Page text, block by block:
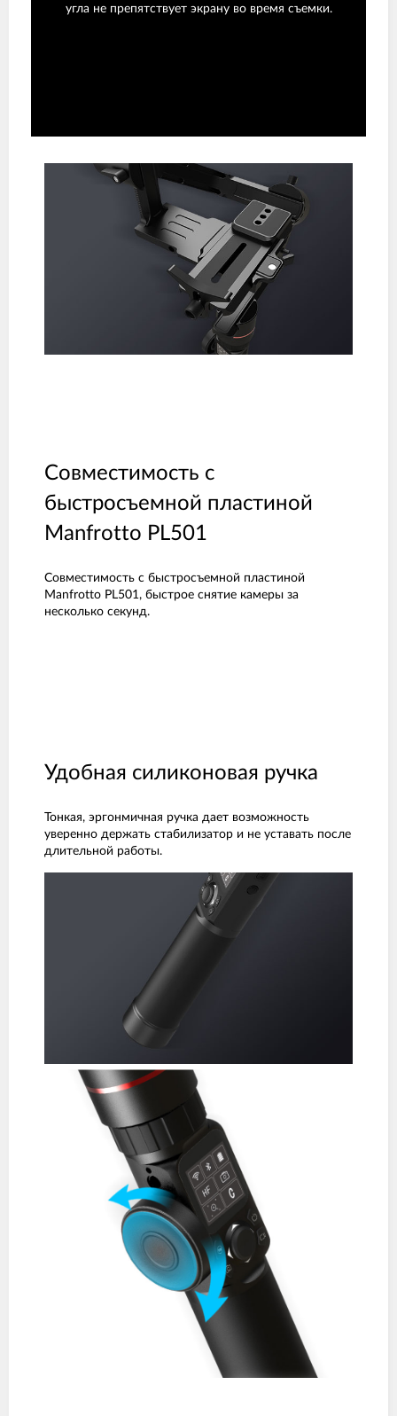
угла не препятствует экрану во время съемки.
Совместимость с
быстросъемной пластиной
Manfrotto PL501
Совместимость с быстросъемной пластиной
Manfrotto PL501, быстрое снятие камеры за
несколько секунд.
Удобная силиконовая ручка
Тонкая, эргонмичная ручка дает возможность
уверенно держать стабилизатор и не уставать после
длительной работы.